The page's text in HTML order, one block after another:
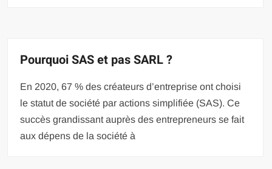
Pourquoi SAS et pas SARL ?
En 2020, 67 % des créateurs d’entreprise ont choisi
le statut de société par actions simplifiée (SAS). Ce
succès grandissant auprès des entrepreneurs se fait
aux dépens de la société à